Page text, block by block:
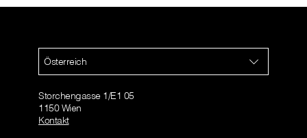
Österreich
Storchengasse 1/E1 05
1150 Wien
Kontakt